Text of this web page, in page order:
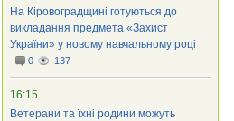
На Кіровоградщині готуються до
викладання предмета «Захист
України» у новому навчальному році
0 137
16:15
Ветерани та їхні родини можуть